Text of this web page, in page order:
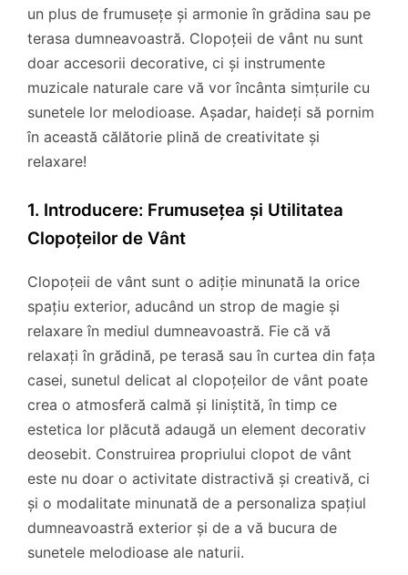
un plus de frumusețe și armonie în grădina sau pe
terasa dumneavoastră. Clopoțeii de vânt nu sunt
doar accesorii decorative, ci și instrumente
muzicale naturale care vă vor încânta simțurile cu
sunetele lor melodioase. Așadar, haideți să pornim
în această călătorie plină de creativitate și
relaxare!
1. Introducere: Frumusețea și Utilitatea
Clopoțeilor de Vânt
Clopoțeii de vânt sunt o adiție minunată la orice
spațiu exterior, aducând un strop de magie și
relaxare în mediul dumneavoastră. Fie că vă
relaxați în grădină, pe terasă sau în curtea din fața
casei, sunetul delicat al clopoțeilor de vânt poate
crea o atmosferă calmă și liniștită, în timp ce
estetica lor plăcută adaugă un element decorativ
deosebit. Construirea propriului clopot de vânt
este nu doar o activitate distractivă și creativă, ci
și o modalitate minunată de a personaliza spațiul
dumneavoastră exterior și de a vă bucura de
sunetele melodioase ale naturii.